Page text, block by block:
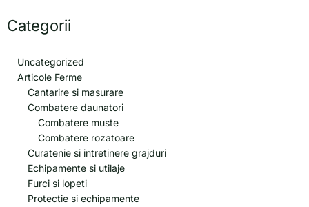
Categorii
Uncategorized
Articole Ferme
Cantarire si masurare
Combatere daunatori
Combatere muste
Combatere rozatoare
Curatenie si intretinere grajduri
Echipamente si utilaje
Furci si lopeti
Protectie si echipamente